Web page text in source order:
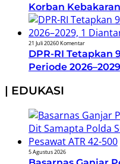
Korban
21 Juli 20260 Komentar
DPR-RI Tetapkan
Periode
| EDUKASI
5 Agustus 2026